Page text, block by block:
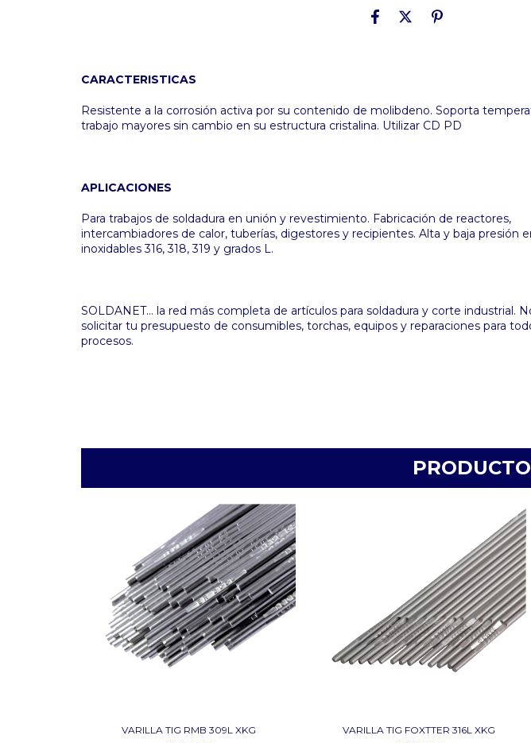
CARACTERISTICAS
Resistente a la corrosión activa por su contenido de molibdeno. Soporta
trabajo mayores sin cambio en su estructura cristalina. Utilizar CD PD
APLICACIONES
Para trabajos de soldadura en unión y revestimiento. Fabricación de reactores,
intercambiadores de calor, tuberías, digestores y recipientes. Alta y baja presión
inoxidables 316, 318, 319 y grados L.
SOLDANET... la red más completa de artículos para soldadura y corte industrial.
solicitar tu presupuesto de consumibles, torchas, equipos y reparaciones para
procesos.
VARILLA TIG RMB 309L XKG VARILLA TIG FOXTTER 316L XKG